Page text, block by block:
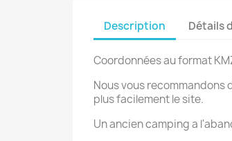
Description Détails
Coordonnées au format
Nous vous recommandons
plus facilement le site.
Un ancien camping a